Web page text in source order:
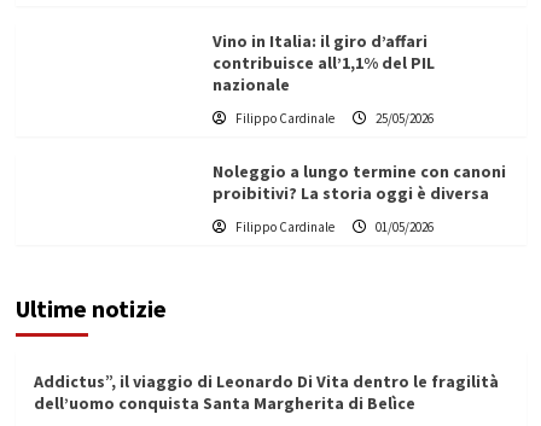
Vino in Italia: il giro d’affari
contribuisce all’1,1% del PIL
nazionale
Filippo Cardinale 25/05/2026
Noleggio a lungo termine con canoni
proibitivi? La storia oggi è diversa
Filippo Cardinale 01/05/2026
Ultime notizie
Addictus”, il viaggio di Leonardo Di Vita dentro le fragilità
dell’uomo conquista Santa Margherita di Belìce